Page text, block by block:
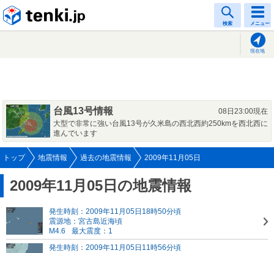
検索 メニュー
現在地
台風13号情報
08日23:00現在
大型で非常に強い台風13号が久米島の西北西約250kmを西北西に
進んでいます
トップ 地震情報 過去の地震情報 2009年11月05日
2009年11月05日の地震情報
発生時刻：2009年11月05日18時50分頃
震源地：宮古島近海頃
M4.6
最大震度：1
発生時刻：2009年11月05日11時56分頃